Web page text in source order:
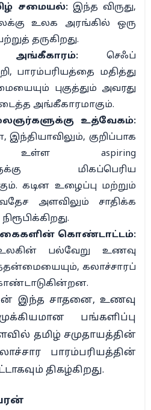
சமையல்:இந்த விருது,
உலக அரங்கில் ஒரு
தருகிறது.
அங்கீகாரம்:செஃப்
பாரம்பரியத்தை மதித்து
புகுத்தும் அவரது
அங்கீகாரமாகும்.
உத்வேகம்:
குறிப்பாக
உள்ள aspiring
மிகப்பெரிய
கடின உழைப்பு மற்றும்
அளவிலும் சாதிக்க
கொண்டாட்டம்:
பல்வேறு உணவு
கலாச்சாரப்
இந்த சாதனை, உணவு
பங்களிப்பு
தமிழ் சமுதாயத்தின்
பாரம்பரியத்தின்
திகழ்கிறது.